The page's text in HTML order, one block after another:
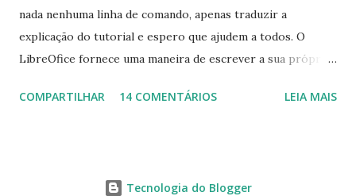
nada nenhuma linha de comando, apenas traduzir a
explicação do tutorial e espero que ajudem a todos. O
LibreOfice fornece uma maneira de escrever a sua própria
aplicativo de escritório. Você pode usar Python ou Basic
iremos criar uma macro que iria colocar a string ' Olá
COMPARTILHAR 14 COMENTÁRIOS LEIA MAIS
Tecnologia do Blogger